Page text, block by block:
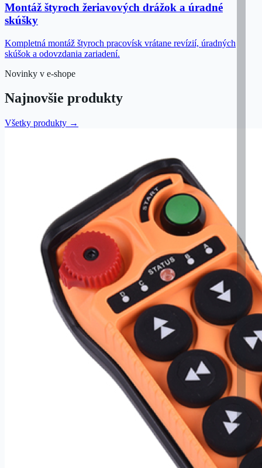
Montáž štyroch žeriavových drážok a úradné
skúšky
Kompletná montáž štyroch pracovísk vrátane revízií, úradných
skúšok a odovzdania zariadení.
Novinky v e-shope
Najnovšie produkty
Všetky produkty →